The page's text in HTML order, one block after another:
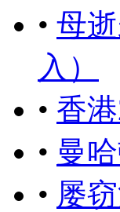
• 母
入）
• 香
• 曼
• 屡